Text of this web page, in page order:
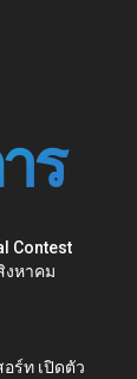
ร
Contest
งหาคม
ร์ท เปิดตัว